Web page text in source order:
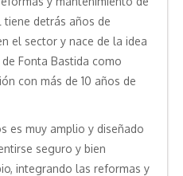
tiene detrás años de
el sector y nace de la idea
Fonta Bastida como
con más de 10 años de
es muy amplio y diseñado
seguro y bien
integrando las reformas y